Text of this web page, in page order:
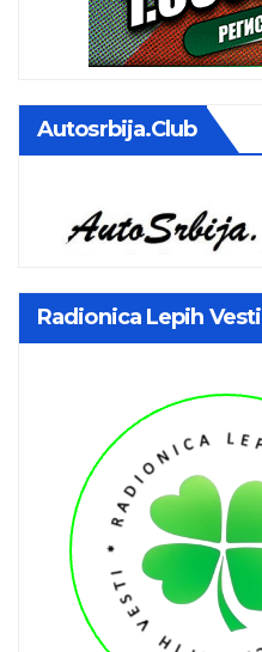
Autosrbija.club
Radionica Lepih Vesti